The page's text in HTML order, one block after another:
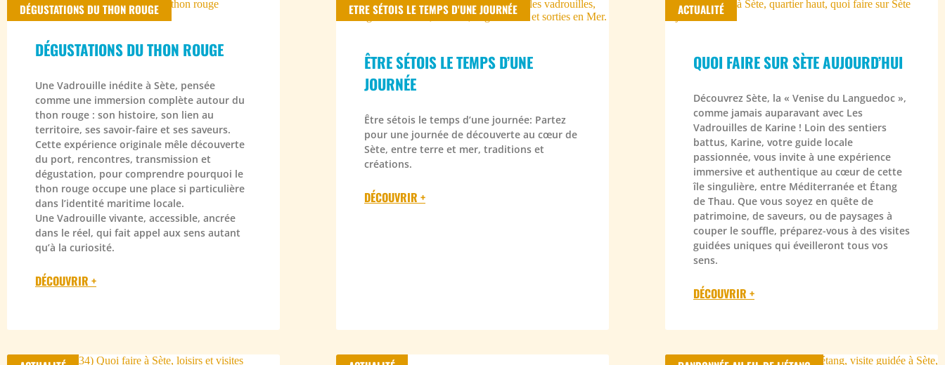
DÉGUSTATIONS DU THON ROUGE
DÉGUSTATIONS DU THON ROUGE
Une Vadrouille inédite à Sète, pensée
comme une immersion complète autour du
thon rouge : son histoire, son lien au
territoire, ses savoir-faire et ses saveurs.
Cette expérience originale mêle découverte
du port, rencontres, transmission et
dégustation, pour comprendre pourquoi le
thon rouge occupe une place si particulière
dans l’identité maritime locale.
Une Vadrouille vivante, accessible, ancrée
dans le réel, qui fait appel aux sens autant
qu’à la curiosité.
DÉCOUVRIR +
ETRE SÉTOIS LE TEMPS D'UNE JOURNÉE
ÊTRE SÉTOIS LE TEMPS D’UNE
JOURNÉE
Être sétois le temps d’une journée: Partez
pour une journée de découverte au cœur de
Sète, entre terre et mer, traditions et
créations.
DÉCOUVRIR +
ACTUALITÉ
QUOI FAIRE SUR SÈTE AUJOURD’HUI
Découvrez Sète, la « Venise du Languedoc »,
comme jamais auparavant avec Les
Vadrouilles de Karine ! Loin des sentiers
battus, Karine, votre guide locale
passionnée, vous invite à une expérience
immersive et authentique au cœur de cette
île singulière, entre Méditerranée et Étang
de Thau. Que vous soyez en quête de
patrimoine, de saveurs, ou de paysages à
couper le souffle, préparez-vous à des visites
guidées uniques qui éveilleront tous vos
sens.
DÉCOUVRIR +